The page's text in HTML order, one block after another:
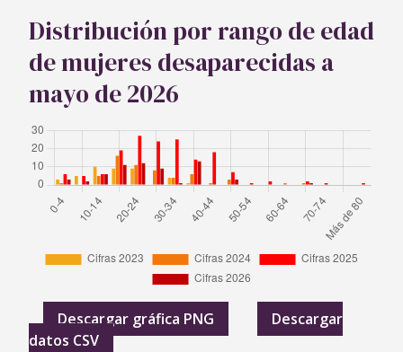
Distribución por rango de edad
de mujeres desaparecidas a
mayo de 2026
Descargar gráfica PNG
Descargar
datos CSV